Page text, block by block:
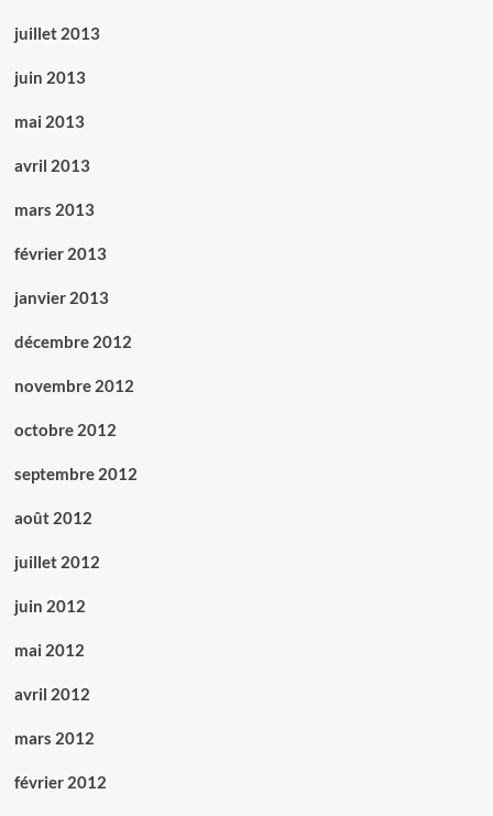
juillet 2013
juin 2013
mai 2013
avril 2013
mars 2013
février 2013
janvier 2013
décembre 2012
novembre 2012
octobre 2012
septembre 2012
août 2012
juillet 2012
juin 2012
mai 2012
avril 2012
mars 2012
février 2012